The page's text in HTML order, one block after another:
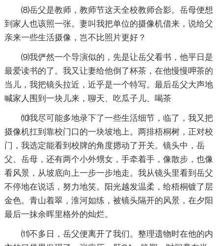
⑻岳父是教师，教师节这天全校教师合影。岳母便想
到家人也该照一张。妻叫我把单位的摄像机借来，说给父
亲来一些生活摄像，岂不比照片更好？
⑼我俨然一个导演似的，先是让岳父看书，他平日是
最爱读书的了。我又让妻给他倒了杯茶，在他慢慢呷茶的
当儿，我把镜头拉近，近乎是一个特写。最后岳父大声地
喊家人围到一块儿来，聊天、吃瓜子儿、喝茶
⑽我尽可能多地录下了一些生活细节，临了，我又把
摄像机扛到靠校门口的一块坡地上。两排梧桐树，正对校
门，我选定能看到校牌的角度摁动了开关。镜头中，岳
父、岳母，还有两个小外甥女，手牵着手，像散步，也像
看风景，从坡底向上一步一步地走。我从镜头里看到岳父
不停地在说话，努力地笑。阳光越发温柔，给梧桐镀了层
金色。青山着翠，淮河如练，被镜头隔开的风景，在夕阳
最后一抹余晖里格外的灿烂。
⑾不多日，岳父便离开了我们。整理遗物时在他的内